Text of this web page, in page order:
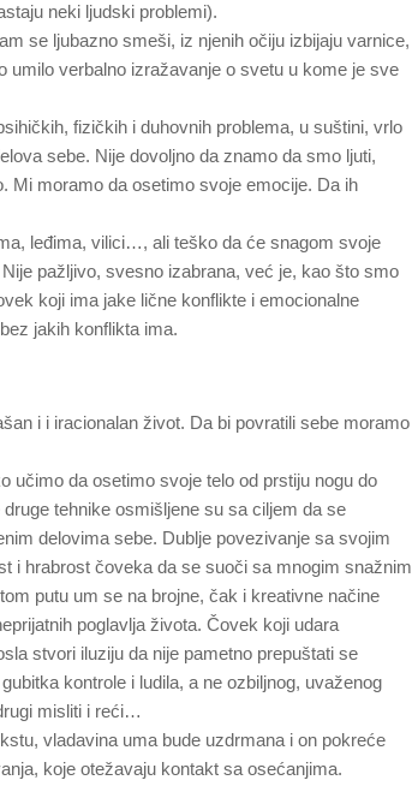
neki ljudski problemi).
se ljubazno smeši, iz njenih očiju izbijaju varnice,
umilo verbalno izražavanje o svetu u kome je sve
fizičkih i duhovnih problema, u suštini, vrlo
sebe. Nije dovoljno da znamo da smo ljuti,
Mi moramo da osetimo svoje emocije. Da ih
leđima, vilici…, ali teško da će snagom svoje
pažljivo, svesno izabrana, već je, kao što smo
koji ima jake lične konflikte i emocionalne
jakih konflikta ima.
i i iracionalan život. Da bi povratili sebe moramo
učimo da osetimo svoje telo od prstiju nogu do
tehnike osmišljene su sa ciljem da se
delovima sebe. Dublje povezivanje sa svojim
i hrabrost čoveka da se suoči sa mnogim snažnim
putu um se na brojne, čak i kreativne načine
poglavlja života. Čovek koji udara
stvori iluziju da nije pametno prepuštati se
kontrole i ludila, a ne ozbiljnog, uvaženog
misliti i reći…
vladavina uma bude uzdrmana i on pokreće
koje otežavaju kontakt sa osećanjima.